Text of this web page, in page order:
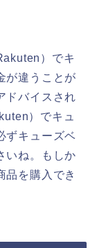
）でキ
が違うことが
ドバイスされ
）でキュ
ずキューズベ
いね。もしか
品を購入でき